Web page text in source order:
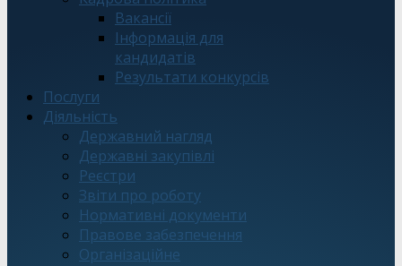
Вакансії
Інформація для
кандидатів
Результати конкурсів
Послуги
Діяльність
Державний нагляд
Державні закупівлі
Реєстри
Звіти про роботу
Нормативні документи
Правове забезпечення
Організаційне